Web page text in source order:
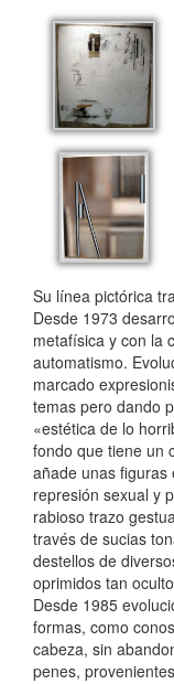
Su línea pictórica
Desde 1973
metafísica y con la
automatismo.
marcado
temas pero dando
«estética de lo
fondo que tiene un
añade unas figuras
represión sexual y
rabioso trazo
través de sucias
destellos de
oprimidos tan
Desde 1985
formas, como
cabeza, sin
penes,